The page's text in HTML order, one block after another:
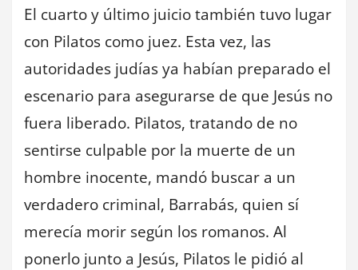
El cuarto y último juicio también tuvo lugar
con Pilatos como juez. Esta vez, las
autoridades judías ya habían preparado el
escenario para asegurarse de que Jesús no
fuera liberado. Pilatos, tratando de no
sentirse culpable por la muerte de un
hombre inocente, mandó buscar a un
verdadero criminal, Barrabás, quien sí
merecía morir según los romanos. Al
ponerlo junto a Jesús, Pilatos le pidió al